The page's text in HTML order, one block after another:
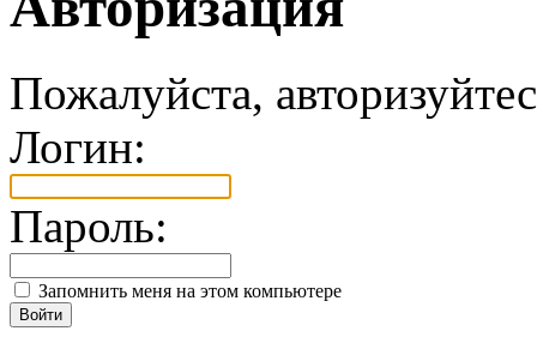
Пожалуйста,
Логин:
Пароль:
Запомнить меня на этом компьютере